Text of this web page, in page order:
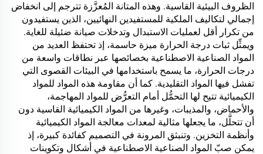
الظروف البيئية القاسية. وهذه المتانة المُعزَّزة تترجم إلى انخفاض
إجمالي لتكاليف الملكية للمستفيدين النهائيين، الذين يستفيدون
من تكرار أقل لعمليات الاستبدال وتدخلات صيانة ضئيلة للغاية.
ويمثِّل ثبات درجة الحرارة ميزة حاسمة، إذ تحتفظ العديد من
المواد الصناعية الاصطناعية بخصائصها عبر نطاقات واسعة من
درجات الحرارة، ما يسمح باستخدامها في البيئات القصوى التي
تفشل فيها المواد التقليدية. كما أن مقاومة هذه المواد للمواد
الكيميائية تتيح لها التحمُّل أمام التعرُّض للمواد المهاجمة،
والأحماض، والمذيبات، وغيرها من المواد الكيميائية القاسية دون
أن تتحلَّل، ما يجعلها مثالية لمعدات معالجة المواد الكيميائية
وأنظمة التخزين. وتنبثق المرونة في التصميم كفائدة كبيرة، إذ
يمكن صبّ المواد الصناعية الاصطناعية في أشكال وتكوينات